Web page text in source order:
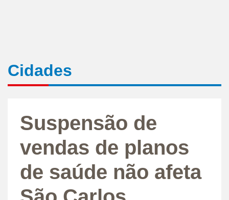
Cidades
Suspensão de
vendas de planos
de saúde não afeta